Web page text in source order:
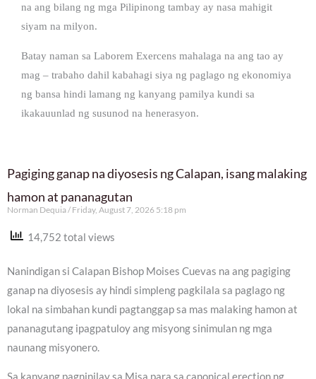
na ang bilang ng mga Pilipinong tambay ay nasa mahigit
siyam na milyon.
Batay naman sa Laborem Exercens mahalaga na ang tao ay
mag – trabaho dahil kabahagi siya ng paglago ng ekonomiya
ng bansa hindi lamang ng kanyang pamilya kundi sa
ikakauunlad ng susunod na henerasyon.
Pagiging ganap na diyosesis ng Calapan, isang malaking
hamon at pananagutan
Norman Dequia Friday, August 7, 2026 5:18 pm
14,752 total views
Nanindigan si Calapan Bishop Moises Cuevas na ang pagiging
ganap na diyosesis ay hindi simpleng pagkilala sa paglago ng
lokal na simbahan kundi pagtanggap sa mas malaking hamon at
pananagutang ipagpatuloy ang misyong sinimulan ng mga
naunang misyonero.